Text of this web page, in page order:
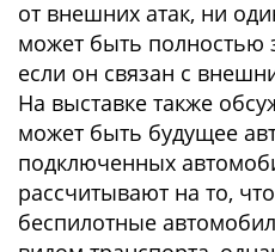
от внешних атак, ни
может быть полностью
если он связан с
На выставке также
может быть будущее
подключенных
рассчитывают на то,
беспилотные